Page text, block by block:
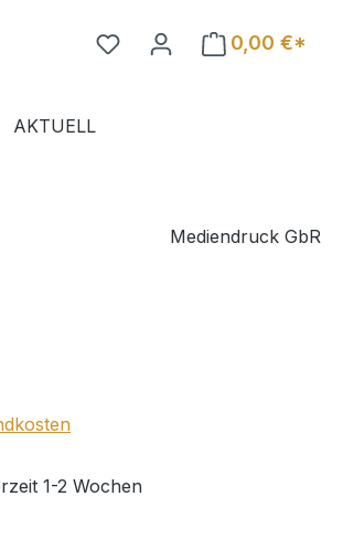
0,00 €*
AKTUELL
Mediendruck GbR
1-2 Wochen